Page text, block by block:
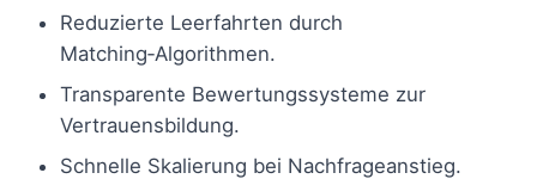
Reduzierte Leerfahrten durch
Matching‑Algorithmen.
Transparente Bewertungssysteme zur
Vertrauensbildung.
Schnelle Skalierung bei Nachfrageanstieg.